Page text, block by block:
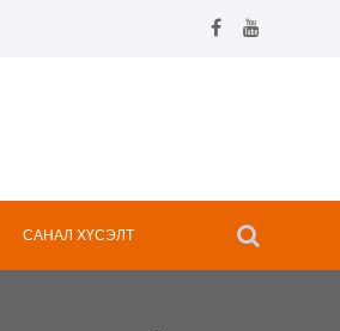
САНАЛ ХҮСЭЛТ